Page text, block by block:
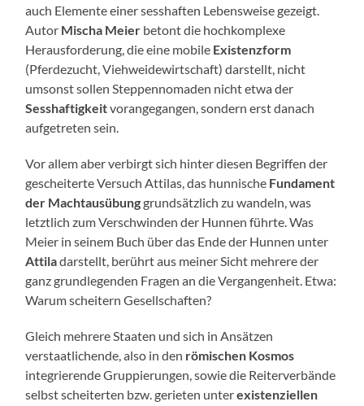
auch Elemente einer sesshaften Lebensweise gezeigt.
Autor Mischa Meier betont die hochkomplexe
Herausforderung, die eine mobile Existenzform
(Pferdezucht, Viehweidewirtschaft) darstellt, nicht
umsonst sollen Steppennomaden nicht etwa der
Sesshaftigkeitvorangegangen, sondern erst danach
aufgetreten sein.
Vor allem aber verbirgt sich hinter diesen Begriffen der
gescheiterte Versuch Attilas, das hunnische Fundament
der Machtausübunggrundsätzlich zu wandeln, was
letztlich zum Verschwinden der Hunnen führte. Was
Meier in seinem Buch über das Ende der Hunnen unter
Attiladarstellt, berührt aus meiner Sicht mehrere der
ganz grundlegenden Fragen an die Vergangenheit. Etwa:
Warum scheitern Gesellschaften?
Gleich mehrere Staaten und sich in Ansätzen
verstaatlichende, also in den römischen Kosmos
integrierende Gruppierungen, sowie die Reiterverbände
selbst scheiterten bzw. gerieten unterexistenziellen